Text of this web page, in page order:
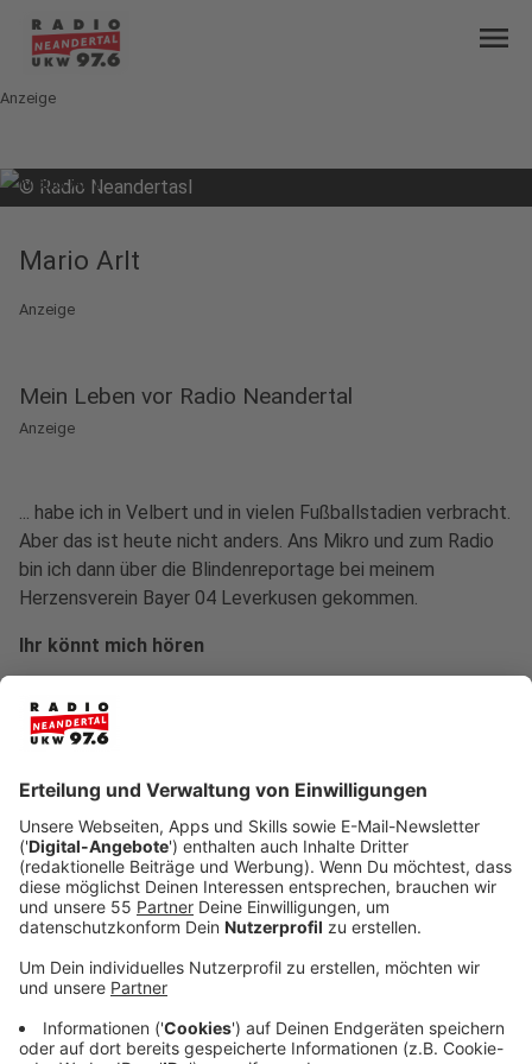
menu
Anzeige
© Radio Neandertasl
Mario Arlt
Anzeige
Mein Leben vor Radio Neandertal
Anzeige
... habe ich in Velbert und in vielen Fußballstadien verbracht.
Aber das ist heute nicht anders. Ans Mikro und zum Radio
bin ich dann über die Blindenreportage bei meinem
Herzensverein Bayer 04 Leverkusen gekommen.
Ihr könnt mich hören
der Straße treffen.
Mit leckerem Essen, einem Trip nach London oder einfach
mit einem entspannten Spaziergang im Regen.
Das nervt mich
Autofahrer, die im Kreisverkehr links blinken.
Was ich außer Radio Neandertal unbedingt zum Leben
brauche